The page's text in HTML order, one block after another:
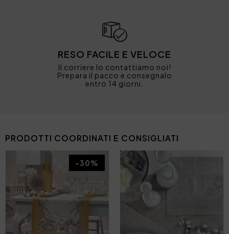
RESO FACILE E VELOCE
Il corriere lo contattiamo noi!
Prepara il pacco e consegnalo
entro 14 giorni.
PRODOTTI COORDINATI E CONSIGLIATI
-30%